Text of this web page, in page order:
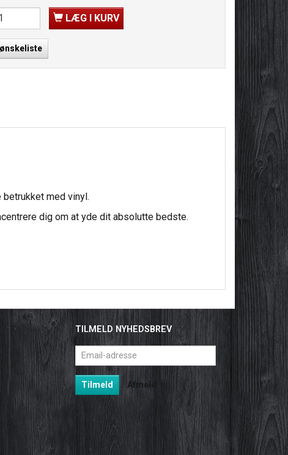
LÆG I KURV
betrukket med vinyl.
dig om at yde dit absolutte bedste.
TILMELD NYHEDSBREV
Email-
adresse
Tilmeld Afmeld